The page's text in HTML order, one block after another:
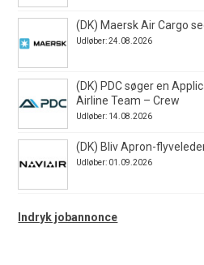
(DK) Maersk Air Cargo
Udløber: 24.08.2026
(DK) PDC søger en
Airline Team – Crew
Udløber: 14.08.2026
(DK) Bliv Apron-
Udløber: 01.09.2026
Indryk jobannonce